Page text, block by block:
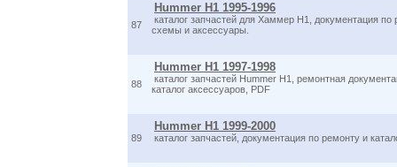
87
Hummer H1 1995-1996
каталог запчастей для Хаммер H1, документация по
схемы и аксессуары.
88
Hummer H1 1997-1998
каталог запчастей Hummer H1, ремонтная
каталог аксессуаров, PDF
89
Hummer H1 1999-2000
каталог запчастей, документация по ремонту и